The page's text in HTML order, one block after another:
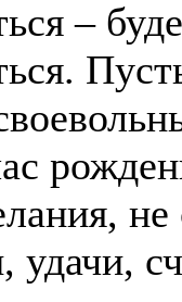
–
удачи,